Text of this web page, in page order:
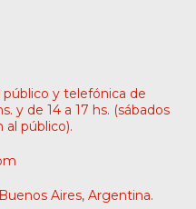
público y telefónica de
y de 14 a 17 hs. (sábados
al público).
Aires, Argentina.